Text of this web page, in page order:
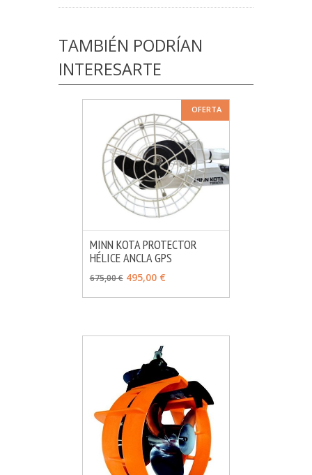
TAMBIÉN PODRÍAN
INTERESARTE
OFERTA
AÑADIR
MINN KOTA PROTECTOR
HÉLICE ANCLA GPS
675,00 € 495,00 €